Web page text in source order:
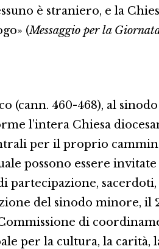
è straniero, e la
(Messaggio per la
(cann. 460-468), al
l’intera Chiesa
per il proprio
possono essere
partecipazione,
del sinodo minore, il
di
per la cultura, la carità,